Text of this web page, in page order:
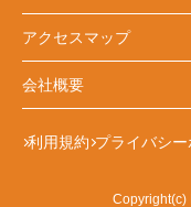
アクセスマップ
会社概要
利用規約 プライバシー
Copyright(c)